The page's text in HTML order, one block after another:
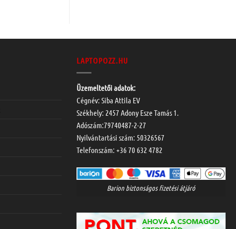
LAPTOPOZZ.HU
Üzemeltetői adatok:
Cégnév: Siba Attila EV
Székhely: 2457 Adony Esze Tamás 1.
Adószám:79740487-2-27
Nyilvántartási szám: 50326567
Telefonszám: +36 70 632 4782
Barion biztonságos fizetési átjáró